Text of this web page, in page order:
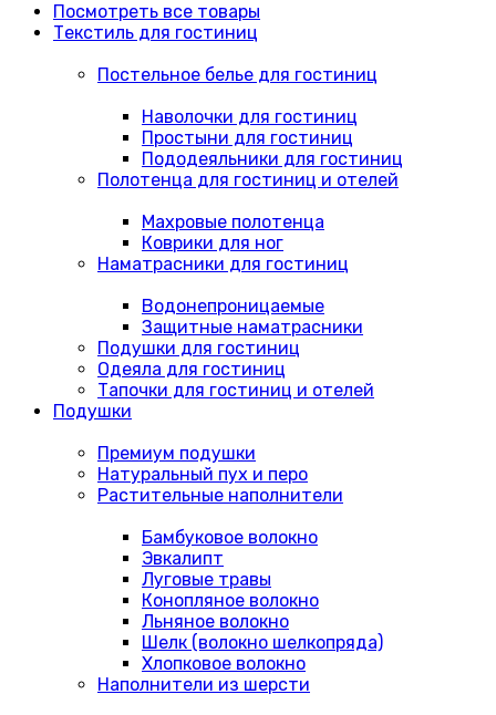
Посмотреть все товары
Текстиль для гостиниц
Постельное белье для гостиниц
Наволочки для гостиниц
Простыни для гостиниц
Пододеяльники для гостиниц
Полотенца для гостиниц и отелей
Махровые полотенца
Коврики для ног
Наматрасники для гостиниц
Водонепроницаемые
Защитные наматрасники
Подушки для гостиниц
Одеяла для гостиниц
Тапочки для гостиниц и отелей
Подушки
Премиум подушки
Натуральный пух и перо
Растительные наполнители
Бамбуковое волокно
Эвкалипт
Луговые травы
Конопляное волокно
Льняное волокно
Шелк (волокно шелкопряда)
Хлопковое волокно
Наполнители из шерсти